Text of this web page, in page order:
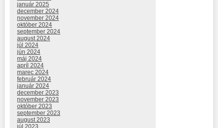
január 2025
december 2024
november 2024
október 2024
september 2024
august 2024
júl 2024
jún 2024
máj 2024
apríl 2024
marec 2024
február 2024
január 2024
december 2023
november 2023
október 2023
september 2023
august 2023